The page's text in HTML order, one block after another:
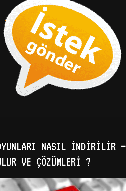
NASIL İNDIRILIR –
VE ÇÖZÜMLERI ?